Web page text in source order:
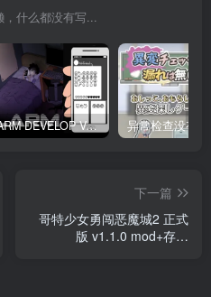
什么都没有写...
ALARM DEVELOP Ver0.4 双端PC+JOI模拟器 深夜躲避继母手机聊天
下一篇
哥特少女勇闯恶魔城2 正式
版 v1.1.0 mod+存档